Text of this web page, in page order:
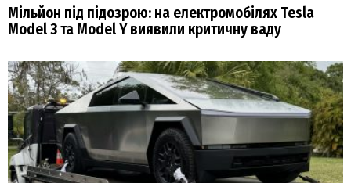
Мільйон під підозрою: на електромобілях Tesla
Model 3 та Model Y виявили критичну ваду